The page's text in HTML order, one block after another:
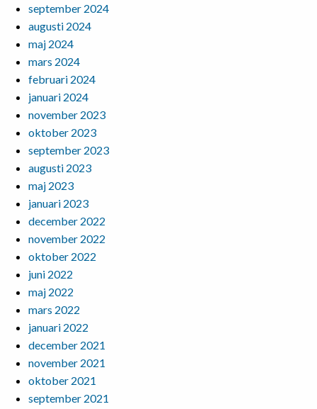
september 2024
augusti 2024
maj 2024
mars 2024
februari 2024
januari 2024
november 2023
oktober 2023
september 2023
augusti 2023
maj 2023
januari 2023
december 2022
november 2022
oktober 2022
juni 2022
maj 2022
mars 2022
januari 2022
december 2021
november 2021
oktober 2021
september 2021